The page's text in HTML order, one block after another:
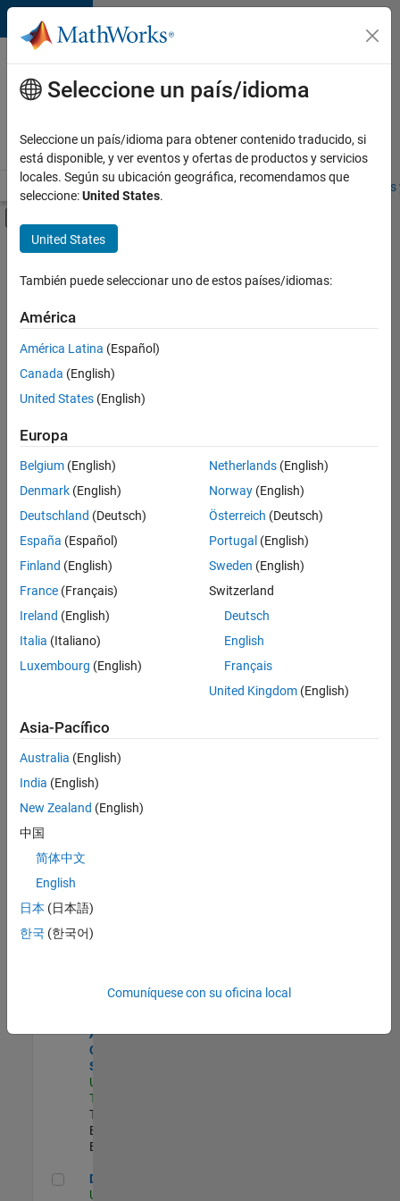
Saltar al contenido
Ofertas
de
empleo
MathWorks
Visión general Búsqueda de empleo Oficinas locales
Contenido principal
FILTRADO POR
Industry Marketing
Ordenar por
Guardar
empleos
seleccionados
No se
han
traducido
todos
los
empleos.
Busque
por
ubicación
todos
empleos
en su
zona.
Oil & Gas Industry Manager
US-TX-Plano
Marketing |
Senior
Application
Aerospace -
Control
Systems
US-CA-
Torrance
Technical Sales
Engineering |
Experimentado
Data Architect
Data Architect
US-MA-Natick
Seleccione un país/idioma
Seleccione un país/idioma para obtener contenido traducido, si
está disponible, y ver eventos y ofertas de productos y servicios
locales. Según su ubicación geográfica, recomendamos que
seleccione:United States.
United States
También puede seleccionar uno de estos países/idiomas:
América
América Latina (Español)
Canada (English)
United States (English)
Europa
Belgium (English)
Denmark (English)
Deutschland (Deutsch)
España (Español)
Finland (English)
France (Français)
Ireland (English)
Italia (Italiano)
Luxembourg (English)
Netherlands(English)
Norway(English)
Österreich (Deutsch)
Portugal (English)
Sweden (English)
Switzerland
Deutsch
English
Français
United Kingdom(English)
Asia-Pacífico
Australia (English)
India (English)
New Zealand (English)
中国
简体中文
English
日本 (日本語)
한국 (한국어)
Comuníquese con su oficina local